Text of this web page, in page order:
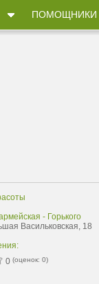
ПОМОЩНИКИ
- Горького
Васильковская, 18
0 (оценок: 0)